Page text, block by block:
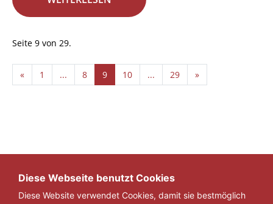
Seite 9 von 29.
« 1 ... 8 9 10 ... 29 »
Diese Webseite benutzt Cookies
Diese Website verwendet Cookies, damit sie bestmöglich